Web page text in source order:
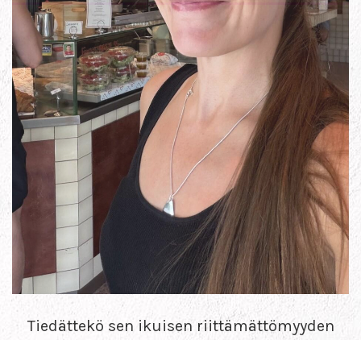
Tiedättekö sen ikuisen riittämättömyyden